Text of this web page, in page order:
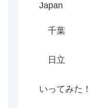
Japan
千葉
日立
いってみた！